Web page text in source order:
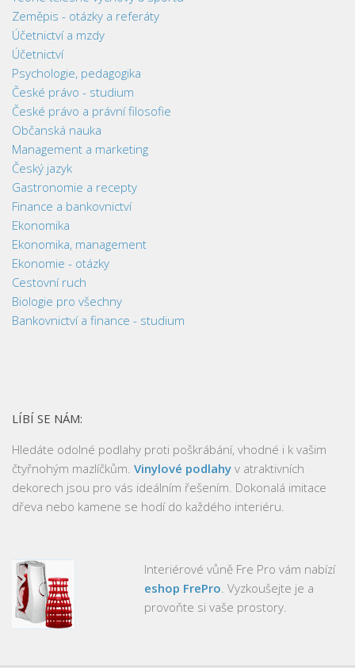
Zeměpis - otázky a referáty
Účetnictví a mzdy
Účetnictví
Psychologie, pedagogika
České právo - studium
České právo a právní filosofie
Občanská nauka
Management a marketing
Český jazyk
Gastronomie a recepty
Finance a bankovnictví
Ekonomika
Ekonomika, management
Ekonomie - otázky
Cestovní ruch
Biologie pro všechny
Bankovnictví a finance - studium
LÍBÍ SE NÁM:
Hledáte odolné podlahy proti poškrábání, vhodné i k vašim
čtyřnohým mazlíčkům. Vinylové podlahy v atraktivních
dekorech jsou pro vás ideálním řešením. Dokonalá imitace
dřeva nebo kamene se hodí do každého interiéru.
Interiérové vůně Fre Pro vám nabízí
eshop FrePro. Vyzkoušejte je a
provoňte si vaše prostory.